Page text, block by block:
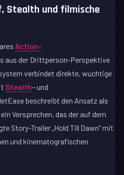
Stealth und filmische
Action-
aus der Drittperson-Perspektive
verbindet direkte, wuchtige
Stealth– und
beschreibt den Ansatz als
Versprechen, das der auf dem
Story-Trailer „Hold Till Dawn“ mit
und kinematografischen